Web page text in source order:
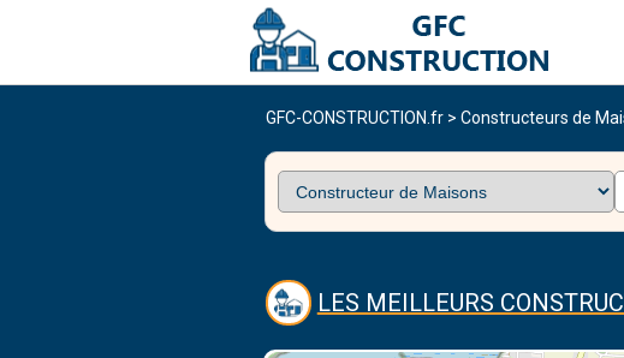
GFC-CONSTRUCTION.fr> Constructeurs de
LES MEILLEURS